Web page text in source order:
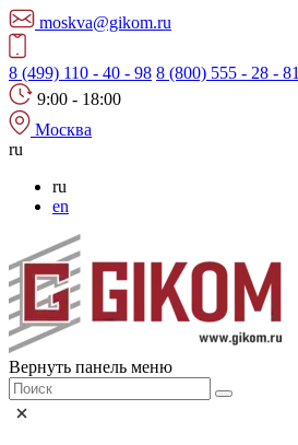
moskva@gikom.ru
8 (499) 110 - 40 - 98 8 (800) 555 - 28 - 81
9:00 - 18:00
Москва
ru
ru
en
Вернуть панель меню